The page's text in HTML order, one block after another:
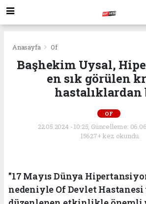
Anasayfa Of
Başhekim Uysal,
en sık görülen
OF
22.05.2024 - 10:25, Güncelleme:
15627+ kez okundu.
"17 Mayıs Dünya
nedeniyle Of Devlet